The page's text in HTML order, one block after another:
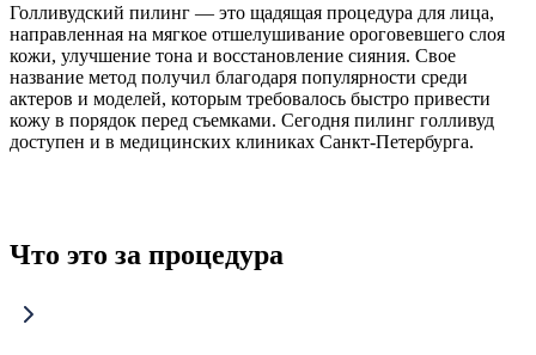
Голливудский пилинг — это щадящая процедура для лица,
направленная на мягкое отшелушивание ороговевшего слоя
кожи, улучшение тона и восстановление сияния. Свое
название метод получил благодаря популярности среди
актеров и моделей, которым требовалось быстро привести
кожу в порядок перед съемками. Сегодня пилинг голливуд
доступен и в медицинских клиниках Санкт-Петербурга.
Что это за процедура